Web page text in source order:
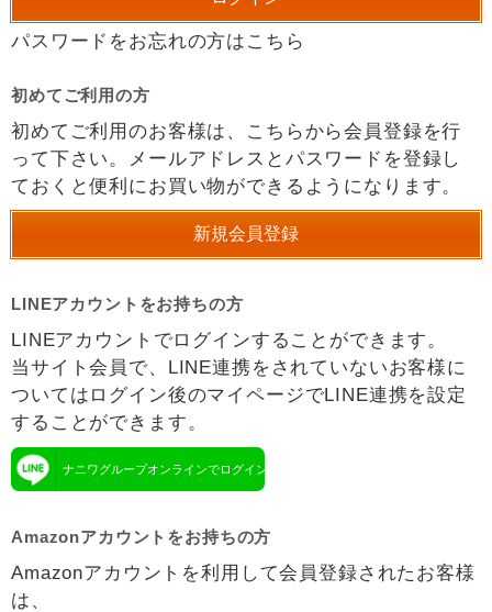
パスワードをお忘れの方はこちら
初めてご利用の方
初めてご利用のお客様は、こちらから会員登録を行
って下さい。メールアドレスとパスワードを登録し
ておくと便利にお買い物ができるようになります。
LINEアカウントをお持ちの方
LINEアカウントでログインすることができます。
当サイト会員で、LINE連携をされていないお客様に
ついてはログイン後のマイページでLINE連携を設定
することができます。
ナニワグループオンラインでログイン
Amazonアカウントをお持ちの方
Amazonアカウントを利用して会員登録されたお客様
は、